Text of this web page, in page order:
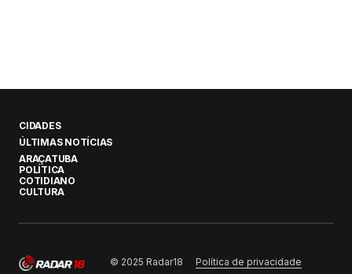
CIDADES
ÚLTIMAS NOTÍCIAS
ARAÇATUBA
POLÍTICA
COTIDIANO
CULTURA
© 2025 Radar18 Política de privacidade